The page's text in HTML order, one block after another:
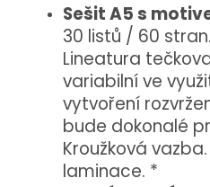
Sešit A5 s
30 listů / 60
Lineatura
variabilní ve
vytvoření
bude dokonalé
Kroužková
laminace. *